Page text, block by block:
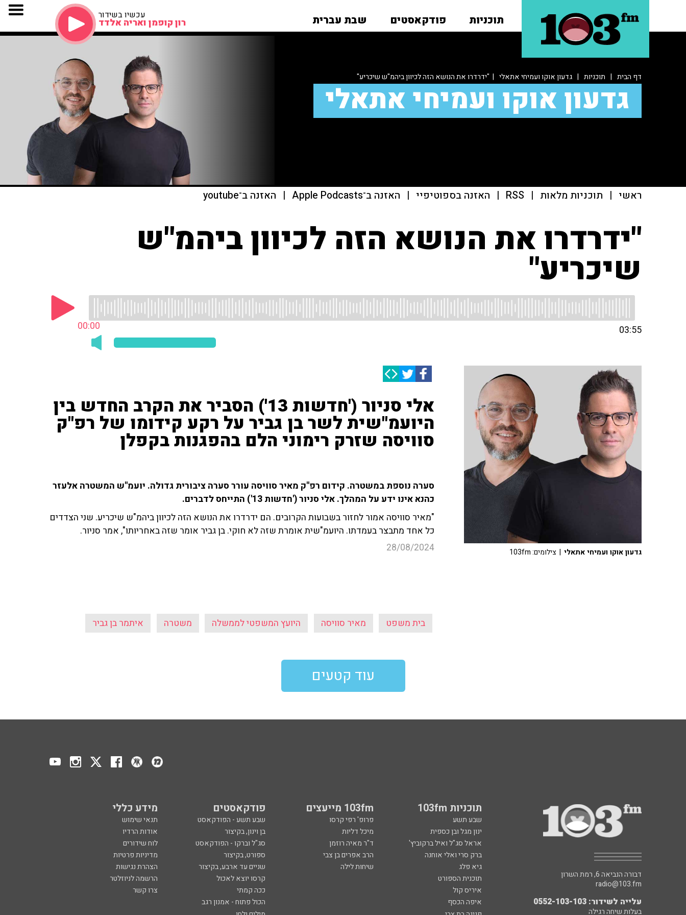
תוכניות פודקאסטים שבת עברית עכשיו בשידור
רון קופמן ואריה אלדד
דף הבית | תוכניות | גדעון אוקו ועמיחי אתאלי | "ידרדרו את הנושא הזה לכיוון ביהמ"ש שיכריע"
גדעון אוקו ועמיחי אתאלי
ראשי | תוכניות מלאות |
RSS
| האזנה בספוטיפיי | האזנה ב־Apple Podcasts | האזנה ב־youtube
"ידרדרו את הנושא הזה לכיוון ביהמ"ש
שיכריע"
00:00 03:55
אלי סניור ('חדשות 13') הסביר את הקרב החדש בין
היועמ"שית לשר בן גביר על רקע קידומו של רפ"ק
סוויסה שזרק רימוני הלם בהפגנות בקפלן
סערה נוספת במשטרה. קידום רפ"ק מאיר סוויסה עורר סערה ציבורית גדולה. יועמ"ש המשטרה אלעזר
כהנא אינו ידע על המהלך. אלי סניור ('חדשות 13') התייחס לדברים.
"מאיר סוויסה אמור לחזור בשבועות הקרובים. הם ידרדרו את הנושא הזה לכיוון ביהמ"ש שיכריע. שני הצדדים
כל אחד מתבצר בעמדתו. היועמ"שית אומרת שזה לא חוקי. בן גביר אומר שזה באחריותו", אמר סניור.
28/08/2024
בית משפט מאיר סוויסה היועץ המשפטי לממשלה משטרה איתמר בן גביר
גדעון אוקו ועמיחי אתאלי | צילומים: 103fm
עוד קטעים
תוכניות 103fm 103fm מייעצים פודקאסטים מידע כללי
שבע תשע פרופ' רפי קרסו שבע תשע - הפודקאסט
תנאי שימוש
ינון מגל ובן כספית
מיכל דליות בן וינון, בקיצור
אודות הרדיו
אראל סג"ל ואיל ברקוביץ'
ד"ר מאיה רוזמן סג"ל וברקו - הפודקאסט
לוח שידורים
ברק סרי ואלי אוחנה
הרב אפרים בן צבי ספורט, בקיצור
מדיניות פרטיות
גיא פלג
שיחות לילה שניים עד ארבע, בקיצור
הצהרת נגישות
תוכנית הספורט
קרסו יוצא לאכול
הרשמה לניוזלטר
איריס קול
ככה קמתי
צרו קשר
איפה הכסף
הכול פתוח - אמנון רגב
דבורה הנביאה 6, רמת השרון
radio@103.fm
עלייה לשידור: 0552-103-103
בעלות שיחה רגילה